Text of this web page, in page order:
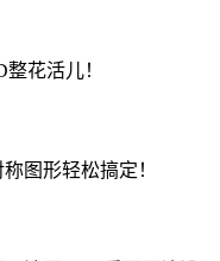
花活儿！
图形轻松搞定！